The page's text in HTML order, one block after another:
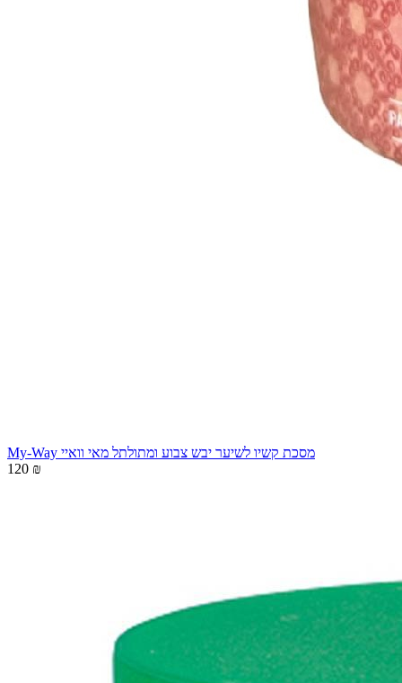
My-Way מסכת קשיו לשיער יבש צבוע ומתולתל מאי וואיי
120 ₪